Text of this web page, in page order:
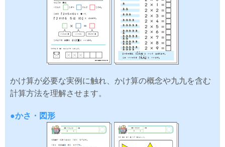
かけ算が必要な実例に触れ、かけ算の概念や九九を含む
計算方法を理解させます。
●かさ・図形